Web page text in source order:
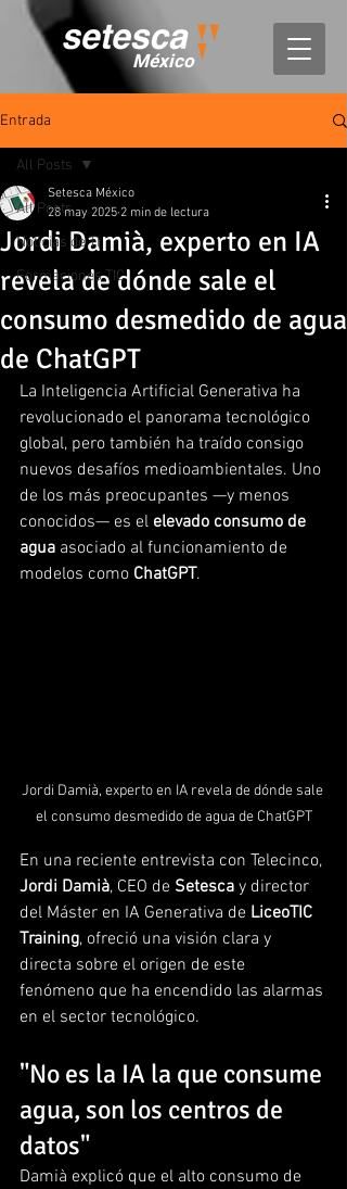
México
Entrada
All Posts
Noticias de TI
Formaciones TIC
All Posts
Jordi Damià, experto en IA
revela de dónde sale el
consumo desmedido de agua
de ChatGPT
Setesca México
28 may 2025 2 min de lectura
La Inteligencia Artificial Generativa ha
revolucionado el panorama tecnológico
global, pero también ha traído consigo
nuevos desafíos medioambientales. Uno
de los más preocupantes —y menos
conocidos— es el elevado consumo de
agua asociado al funcionamiento de
modelos como ChatGPT.
Jordi Damià, experto en IA revela de dónde sale
el consumo desmedido de agua de ChatGPT
En una reciente entrevista con Telecinco,
Jordi Damià, CEO de Setesca y director
del Máster en IA Generativa de LiceoTIC
Training, ofreció una visión clara y
directa sobre el origen de este
fenómeno que ha encendido las alarmas
en el sector tecnológico.
"No es la IA la que consume
agua, son los centros de
datos"
Damià explicó que el alto consumo de